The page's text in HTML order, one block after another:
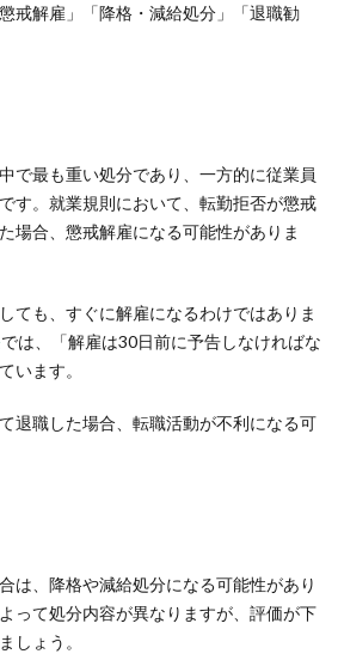
戒解雇」「降格・減給処分」「退職勧
で最も重い処分であり、一方的に従業員
す。就業規則において、転勤拒否が懲戒
場合、懲戒解雇になる可能性がありま
ても、すぐに解雇になるわけではありま
では、「解雇は30日前に予告しなければな
います。
退職した場合、転職活動が不利になる可
は、降格や減給処分になる可能性があり
って処分内容が異なりますが、評価が下
しょう。